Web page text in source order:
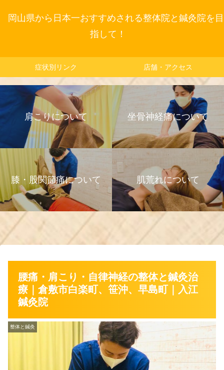
岡山県から日本一おすすめされる整体院と鍼灸院を目
指して！
症状別リンク 店舗・アクセス
肩こりについて 坐骨神経痛について
膝・股関節痛について 肌荒れについて
腰痛・肩こり・自律神経の整体と鍼灸治
療｜倉敷市白楽町、笹沖、早島町｜入江
鍼灸院
整体と鍼灸